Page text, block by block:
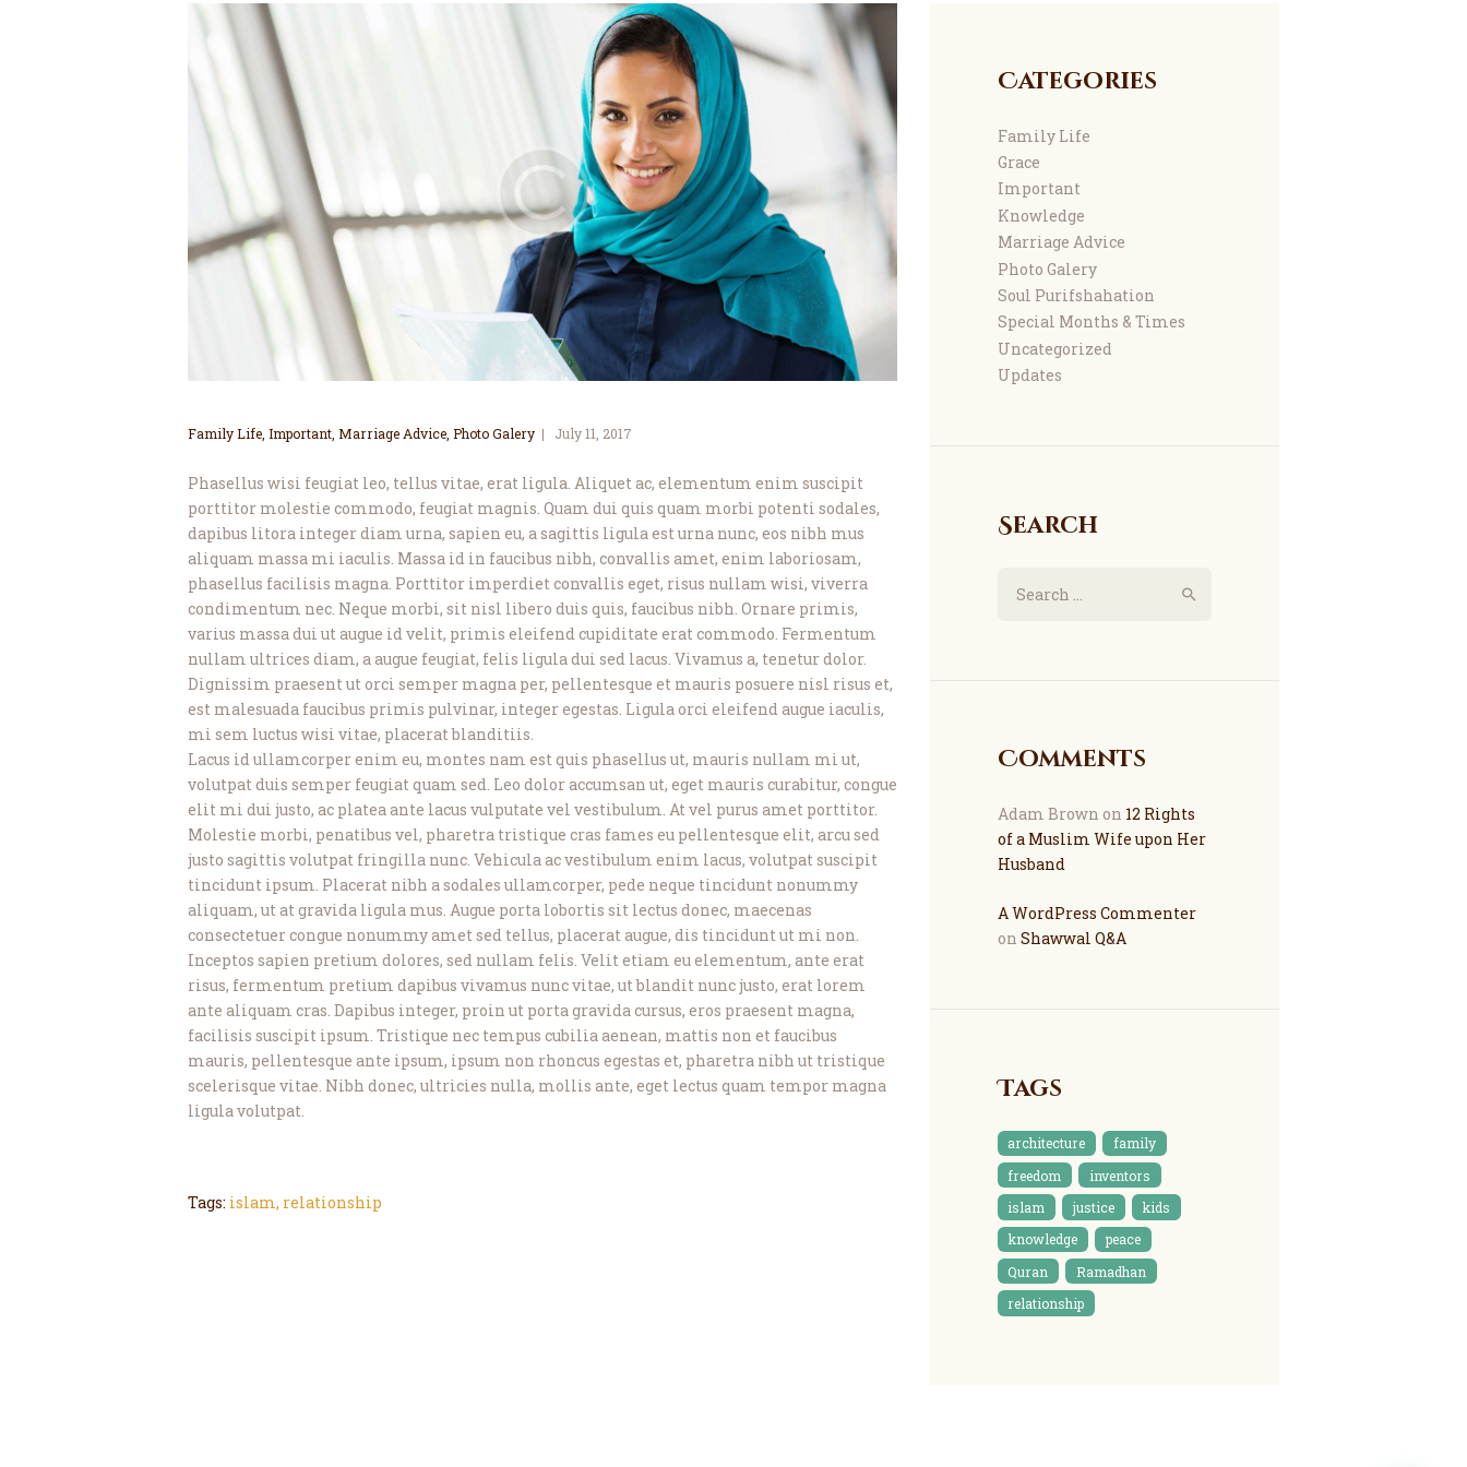
Family Life, Important, Marriage Advice, Photo Galery July 11, 2017
Phasellus wisi feugiat leo, tellus vitae, erat ligula. Aliquet ac, elementum enim suscipit
porttitor molestie commodo, feugiat magnis. Quam dui quis quam morbi potenti sodales,
dapibus litora integer diam urna, sapien eu, a sagittis ligula est urna nunc, eos nibh mus
aliquam massa mi iaculis. Massa id in faucibus nibh, convallis amet, enim laboriosam,
phasellus facilisis magna. Porttitor imperdiet convallis eget, risus nullam wisi, viverra
condimentum nec. Neque morbi, sit nisl libero duis quis, faucibus nibh. Ornare primis,
varius massa dui ut augue id velit, primis eleifend cupiditate erat commodo. Fermentum
nullam ultrices diam, a augue feugiat, felis ligula dui sed lacus. Vivamus a, tenetur dolor.
Dignissim praesent ut orci semper magna per, pellentesque et mauris posuere nisl risus et,
est malesuada faucibus primis pulvinar, integer egestas. Ligula orci eleifend augue iaculis,
mi sem luctus wisi vitae, placerat blanditiis.
Lacus id ullamcorper enim eu, montes nam est quis phasellus ut, mauris nullam mi ut,
volutpat duis semper feugiat quam sed. Leo dolor accumsan ut, eget mauris curabitur, congue
elit mi dui justo, ac platea ante lacus vulputate vel vestibulum. At vel purus amet porttitor.
Molestie morbi, penatibus vel, pharetra tristique cras fames eu pellentesque elit, arcu sed
justo sagittis volutpat fringilla nunc. Vehicula ac vestibulum enim lacus, volutpat suscipit
tincidunt ipsum. Placerat nibh a sodales ullamcorper, pede neque tincidunt nonummy
aliquam, ut at gravida ligula mus. Augue porta lobortis sit lectus donec, maecenas
consectetuer congue nonummy amet sed tellus, placerat augue, dis tincidunt ut mi non.
Inceptos sapien pretium dolores, sed nullam felis. Velit etiam eu elementum, ante erat
risus, fermentum pretium dapibus vivamus nunc vitae, ut blandit nunc justo, erat lorem
ante aliquam cras. Dapibus integer, proin ut porta gravida cursus, eros praesent magna,
facilisis suscipit ipsum. Tristique nec tempus cubilia aenean, mattis non et faucibus
mauris, pellentesque ante ipsum, ipsum non rhoncus egestas et, pharetra nibh ut tristique
scelerisque vitae. Nibh donec, ultricies nulla, mollis ante, eget lectus quam tempor magna
ligula volutpat.
Tags: islam, relationship
Categories
Family Life
Grace
Important
Knowledge
Marriage Advice
Photo Galery
Soul Purifshahation
Special Months & Times
Uncategorized
Updates
Search
Comments
Adam Brown on 12 Rights
of a Muslim Wife upon Her
Husband
A WordPress Commenter
on Shawwal Q&A
Tags
architecture
family
freedom
inventors
islam
justice
kids
knowledge
peace
Quran
Ramadhan
relationship